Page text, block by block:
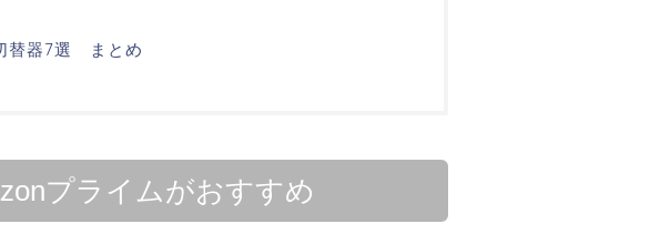
替器7選 まとめ
プライムがおすすめ